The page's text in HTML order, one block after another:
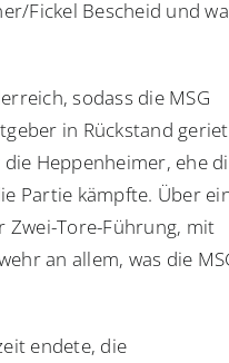
Fickel Bescheid und
sodass die MSG
in Rückstand
Heppenheimer, ehe
Partie kämpfte. Über
Zwei-Tore-Führung, mit
an allem, was die
endete, die